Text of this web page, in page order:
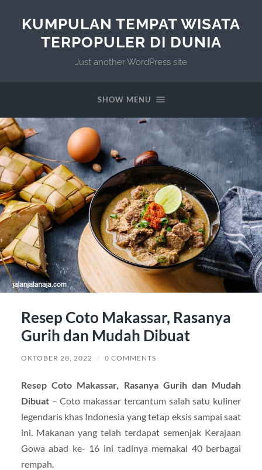
KUMPULAN TEMPAT WISATA
TERPOPULER DI DUNIA
Just another WordPress site
SHOW MENU
Resep Coto Makassar, Rasanya
Gurih dan Mudah Dibuat
OKTOBER 28, 2022 / 0 COMMENTS
Resep Coto Makassar, Rasanya Gurih dan Mudah
Dibuat– Coto makassar tercantum salah satu kuliner
legendaris khas Indonesia yang tetap eksis sampai saat
ini. Makanan yang telah terdapat semenjak Kerajaan
Gowa abad ke- 16 ini tadinya memakai 40 berbagai
rempah.